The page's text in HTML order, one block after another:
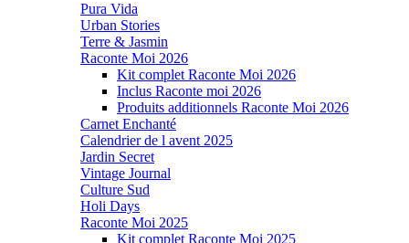
Pura Vida
Urban Stories
Terre & Jasmin
Raconte Moi 2026
Kit complet Raconte Moi 2026
Inclus Raconte moi 2026
Produits additionnels Raconte Moi 2026
Carnet Enchanté
Calendrier de l avent 2025
Jardin Secret
Vintage Journal
Culture Sud
Holi Days
Raconte Moi 2025
Kit complet Raconte Moi 2025